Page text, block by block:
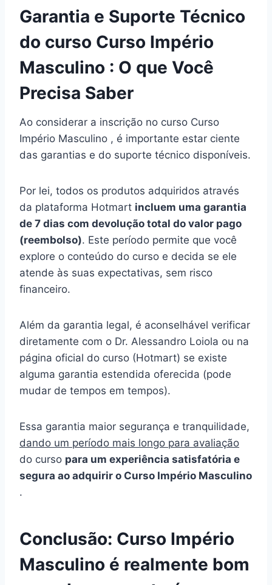
Garantia e Suporte Técnico
do curso Curso Império
Masculino : O que Você
Precisa Saber
Ao considerar a inscrição no curso Curso
Império Masculino , é importante estar ciente
das garantias e do suporte técnico disponíveis.
Por lei, todos os produtos adquiridos através
da plataforma Hotmart incluem uma garantia
de 7 dias com devolução total do valor pago
(reembolso). Este período permite que você
explore o conteúdo do curso e decida se ele
atende às suas expectativas, sem risco
financeiro.
Além da garantia legal, é aconselhável verificar
diretamente com o Dr. Alessandro Loiola ou na
página oficial do curso (Hotmart) se existe
alguma garantia estendida oferecida (pode
mudar de tempos em tempos).
Essa garantia maior segurança e tranquilidade,
dando um período mais longo para avaliação
do curso para um experiência satisfatória e
segura ao adquirir o Curso Império Masculino
.
Conclusão: Curso Império
Masculino é realmente bom